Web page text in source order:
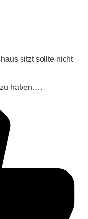
sitzt sollte nicht
zu haben….